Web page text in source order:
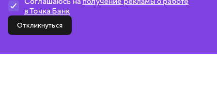
в Точка Банк
Откликнуться